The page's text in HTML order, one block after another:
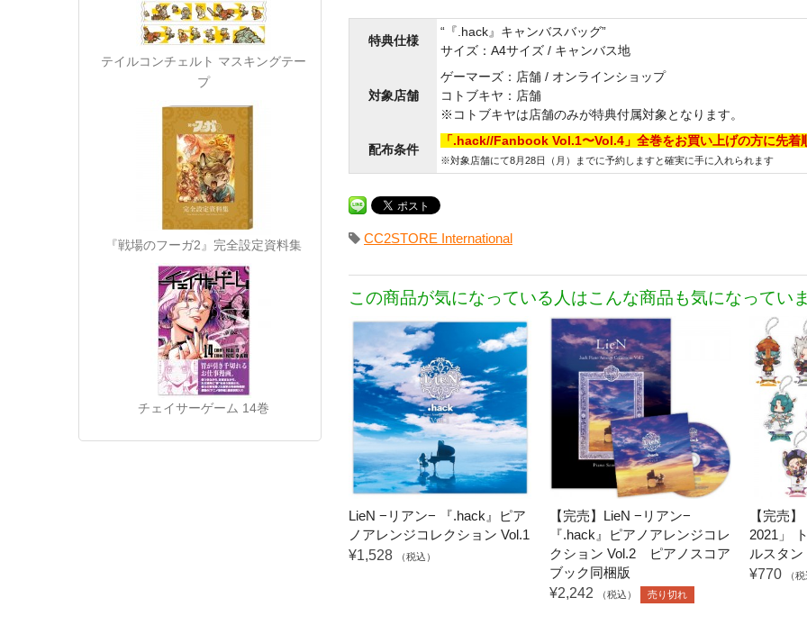
特典仕様
“『.hack』キャンバスバッグ”
サイズ：A4サイズ / キャンバス地
対象店舗
ゲーマーズ：店舗 / オンラインショップ
コトブキヤ：店舗
※コトブキヤは店舗のみが特典付属対象となります。
配布条件
「.hack//Fanbook Vol.1〜Vol.4」全巻をお買い上げの方に先着
※対象店舗にて8月28日（月）までに予約しますと確実に手に入れられます
CC2STORE International
この商品が気になっている人はこんな商品も気になってい
LieN −リアン− 『.hack』ピア
ノアレンジコレクション Vol.1
¥1,528
（税込）
【完売】LieN −リアン−
『.hack』ピアノアレンジコレ
クション Vol.2 ピアノスコア
ブック同梱版
¥2,242
（税込） 売り切れ
【完売
2021」
ルスタ
¥770
（
テイルコンチェルト マスキングテー
プ
『戦場のフーガ2』完全設定資料集
チェイサーゲーム 14巻